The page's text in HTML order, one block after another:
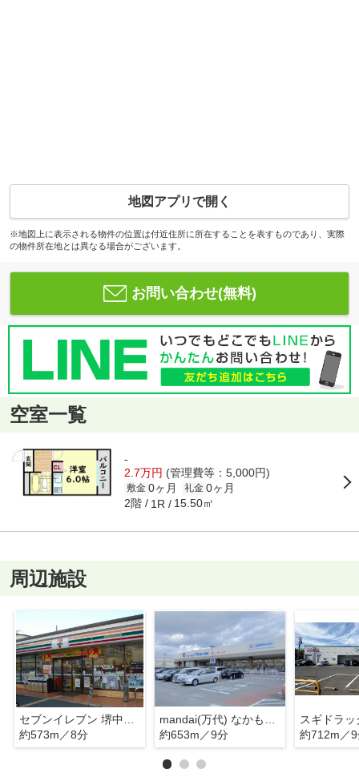
地図アプリで開く
※地図上に表示される物件の位置は付近住所に所在することを表すものであり、実際
の物件所在地とは異なる場合がございます。
お問い合わせ(無料)
空室一覧
-
2.7万円 (管理費等：5,000円)
敷金 0ヶ月 礼金 0ヶ月
2階 1R 15.50㎡
周辺施設
約573m／8分
約653m／9分
約712m／